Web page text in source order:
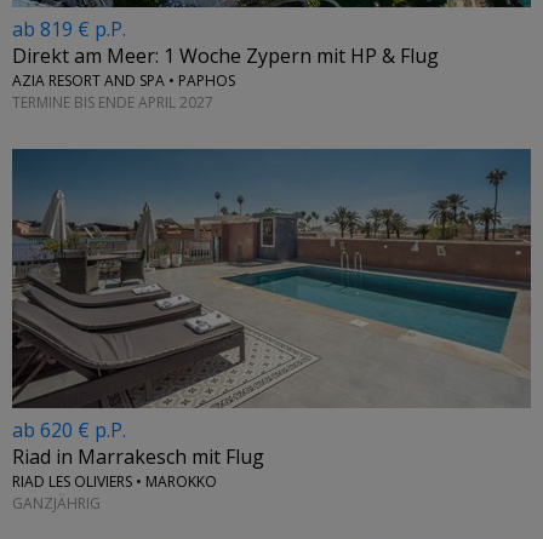
ab 819 € p.P.
Direkt am Meer: 1 Woche Zypern mit HP & Flug
AZIA RESORT AND SPA • PAPHOS
TERMINE BIS ENDE APRIL 2027
ab 620 € p.P.
Riad in Marrakesch mit Flug
RIAD LES OLIVIERS • MAROKKO
GANZJÄHRIG